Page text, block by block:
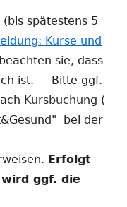
(bis spätestens 5
Kurse und
sie, dass
ist. Bitte ggf.
Kursbuchung (
bei der
Erfolgt
ggf. die